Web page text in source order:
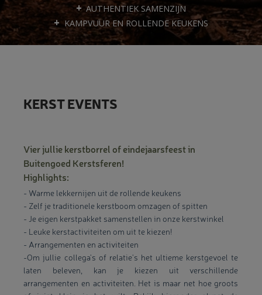
AUTHENTIEK SAMENZIJN
KAMPVUUR EN ROLLENDE KEUKENS
KERST EVENTS
Vier jullie kerstborrel of eindejaarsfeest in
Buitengoed Kerstsferen!
Highlights:
- Warme lekkernijen uit de rollende keukens
- Zelf je traditionele kerstboom omzagen of spitten
- Je eigen kerstpakket samenstellen in onze kerstwinkel
- Leuke kerstactiviteiten om uit te kiezen!
- Arrangementen en activiteiten
-Om jullie collega's of relatie's het ultieme kerstgevoel te
laten beleven, kan je kiezen uit verschillende
arrangementen en activiteiten. Het is maar net hoe groots